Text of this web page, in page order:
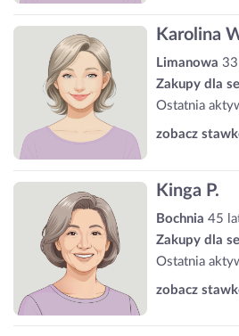
Karolina
Limanowa
Zakupy dla
Ostatnia
zobacz
Kinga P.
Bochnia 45
Zakupy dla
Ostatnia
zobacz